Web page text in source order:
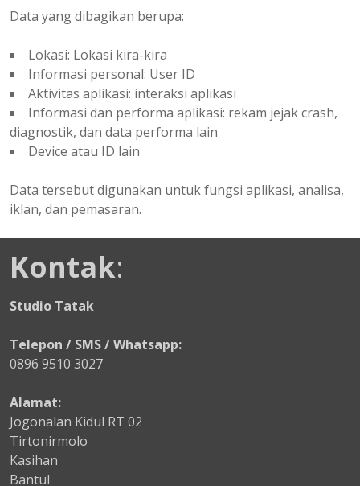
Data yang dibagikan berupa:
Lokasi: Lokasi kira-kira
Informasi personal: User ID
Aktivitas aplikasi: interaksi aplikasi
Informasi dan performa aplikasi: rekam jejak crash,
diagnostik, dan data performa lain
Device atau ID lain
Data tersebut digunakan untuk fungsi aplikasi, analisa,
iklan, dan pemasaran.
Kontak:
Studio Tatak
Telepon / SMS / Whatsapp:
0896 9510 3027
Alamat:
Jogonalan Kidul RT 02
Tirtonirmolo
Kasihan
Bantul